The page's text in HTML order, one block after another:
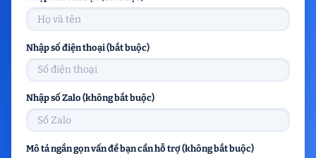
Nhập số điện thoại (bắt buộc)
Nhập số Zalo (không bắt buộc)
Mô tả ngắn gọn vấn đề bạn cần hỗ trợ (không bắt buộc)